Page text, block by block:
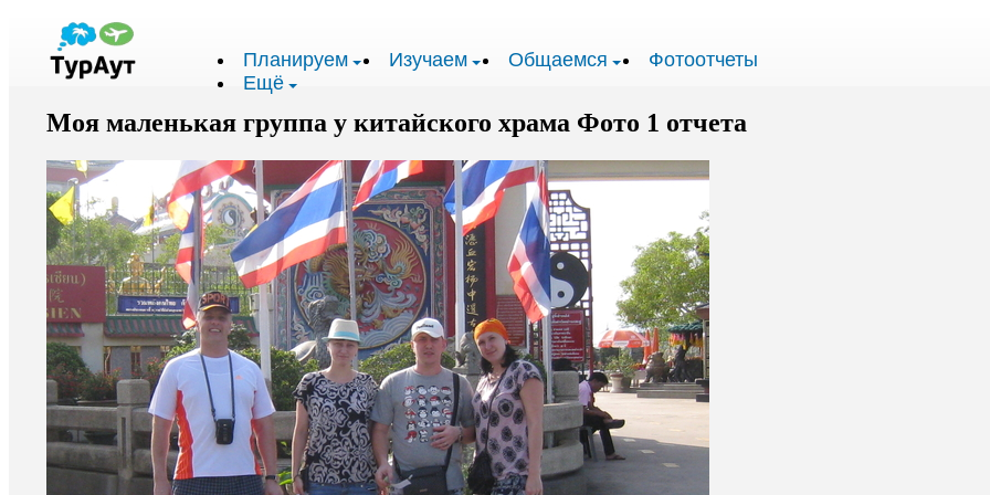
Планируем Изучаем Общаемся
Фотоотчеты
Ещё
Моя маленькая группа у китайского храма Фото 1 отчета